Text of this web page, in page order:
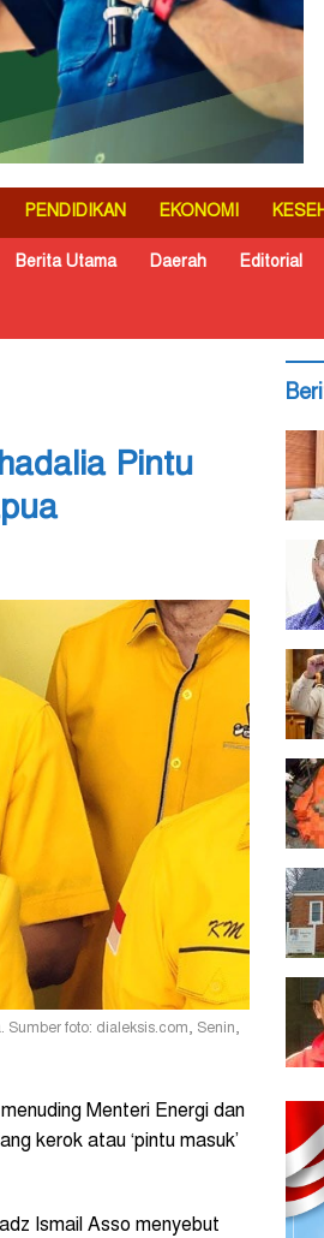
PENDIDIKAN EKONOMI
Berita Utama Daerah Editorial
Pintu
Sumber foto: dialeksis.com, Senin,
Menteri Energi dan
kerok atau ‘pintu masuk’
Ismail Asso menyebut